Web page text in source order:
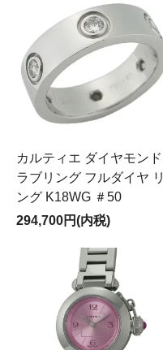
カルティエ ダイヤモンド
ラブリング フルダイヤ リ
ング K18WG ＃50
294,700円(内税)